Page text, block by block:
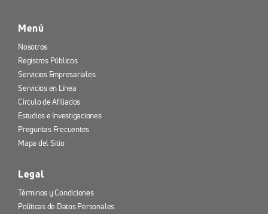
Menú
Nosotros
Registros Públicos
Servicios Empresariales
Servicios en Línea
Círculo de Afiliados
Estudios e Investigaciones
Preguntas Frecuentes
Mapa del Sitio
Legal
Términos y Condiciones
Políticas de Datos Personales